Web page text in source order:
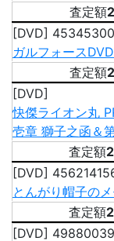
[DVD]
ガルフォース
快傑ライオン丸
壱章 獅子之函＆
[DVD]
とんがり帽子の
[DVD]